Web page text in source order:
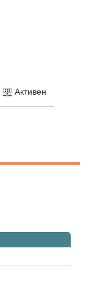
Активен